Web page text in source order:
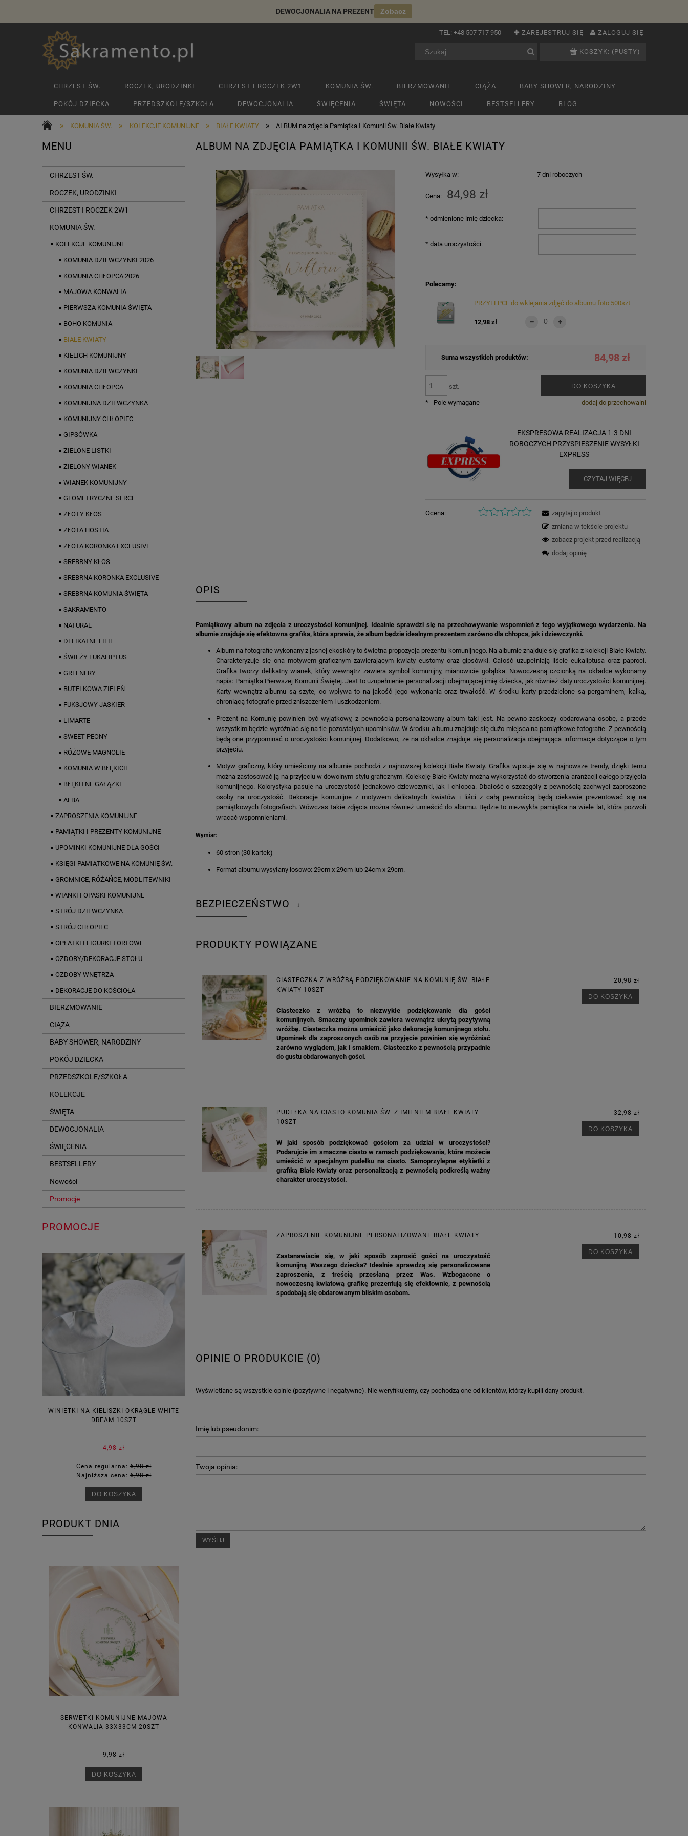
DEWOCJONALIA NA PREZENT Zobacz
ZAREJESTRUJ SIĘ ZALOGUJ SIĘ
TEL: +48 507 717 950
KOSZYK: (PUSTY)
CHRZEST ŚW. ROCZEK, URODZINKI CHRZEST I ROCZEK 2W1 KOMUNIA ŚW. BIERZMOWANIE CIĄŻA BABY SHOWER, NARODZINY
POKÓJ DZIECKA PRZEDSZKOLE/SZKOŁA DEWOCJONALIA ŚWIĘCENIA ŚWIĘTA NOWOŚCI BESTSELLERY BLOG
» KOMUNIA ŚW. » KOLEKCJE KOMUNIJNE » BIAŁE KWIATY » ALBUM na zdjęcia Pamiątka I Komunii Św. Białe Kwiaty
MENU
CHRZEST ŚW.
ROCZEK, URODZINKI
CHRZEST I ROCZEK 2W1
KOMUNIA ŚW.
KOLEKCJE KOMUNIJNE
KOMUNIA DZIEWCZYNKI 2026
KOMUNIA CHŁOPCA 2026
MAJOWA KONWALIA
PIERWSZA KOMUNIA ŚWIĘTA
BOHO KOMUNIA
BIAŁE KWIATY
KIELICH KOMUNIJNY
KOMUNIA DZIEWCZYNKI
KOMUNIA CHŁOPCA
KOMUNIJNA DZIEWCZYNKA
KOMUNIJNY CHŁOPIEC
GIPSÓWKA
ZIELONE LISTKI
ZIELONY WIANEK
WIANEK KOMUNIJNY
GEOMETRYCZNE SERCE
ZŁOTY KŁOS
ZŁOTA HOSTIA
ZŁOTA KORONKA EXCLUSIVE
SREBRNY KŁOS
SREBRNA KORONKA EXCLUSIVE
SREBRNA KOMUNIA ŚWIĘTA
SAKRAMENTO
NATURAL
DELIKATNE LILIE
ŚWIEŻY EUKALIPTUS
GREENERY
BUTELKOWA ZIELEŃ
FUKSJOWY JASKIER
LIMARTE
SWEET PEONY
RÓŻOWE MAGNOLIE
KOMUNIA W BŁĘKICIE
BŁĘKITNE GAŁĄZKI
ALBA
ZAPROSZENIA KOMUNIJNE
PAMIĄTKI I PREZENTY KOMUNIJNE
UPOMINKI KOMUNIJNE DLA GOŚCI
KSIĘGI PAMIĄTKOWE NA KOMUNIĘ ŚW.
GROMNICE, RÓŻAŃCE, MODLITEWNIKI
WIANKI I OPASKI KOMUNIJNE
STRÓJ DZIEWCZYNKA
STRÓJ CHŁOPIEC
OPŁATKI I FIGURKI TORTOWE
OZDOBY/DEKORACJE STOŁU
OZDOBY WNĘTRZA
DEKORACJE DO KOŚCIOŁA
BIERZMOWANIE
CIĄŻA
BABY SHOWER, NARODZINY
POKÓJ DZIECKA
PRZEDSZKOLE/SZKOŁA
KOLEKCJE
ŚWIĘTA
DEWOCJONALIA
ŚWIĘCENIA
BESTSELLERY
Nowości
Promocje
PROMOCJE
WINIETKI NA KIELISZKI OKRĄGŁE WHITE
DREAM 10SZT
4,98 zł
Cena regularna:6,98 zł
Najniższa cena:6,98 zł
DO KOSZYKA
Cena regularna:
Najniższa cena:3,00 zł
Najniższa cena:7,30 zł
PRODUKT DNIA
SERWETKI KOMUNIJNE MAJOWA
KONWALIA 33X33CM 20SZT
9,98 zł
DO KOSZYKA
ALBUM NA ZDJĘCIA PAMIĄTKA I KOMUNII ŚW. BIAŁE KWIATY
Wysyłka w: 7 dni roboczych
Cena: 84,98 zł
* odmienione imię dziecka:
* data uroczystości:
Polecamy:
PRZYLEPCE do wklejania zdjęć do albumu foto 500szt
12,98 zł
Suma wszystkich produktów: 84,98 zł
szt. DO KOSZYKA
dodaj do przechowalni
* - Pole wymagane
EKSPRESOWA REALIZACJA 1-3 DNI
ROBOCZYCH PRZYSPIESZENIE WYSYŁKI
EXPRESS
CZYTAJ WIĘCEJ
Ocena:
zapytaj o produkt
zmiana w tekście projektu
zobacz projekt przed realizacją
dodaj opinię
OPIS
Pamiątkowy album na zdjęcia z uroczystości komunijnej. Idealnie sprawdzi się na przechowywanie wspomnień z tego wyjątkowego wydarzenia. Na
albumie znajduje się efektowna grafika, która sprawia, że album będzie idealnym prezentem zarówno dla chłopca, jak i dziewczynki.
Album na fotografie wykonany z jasnej ekoskóry to świetna propozycja prezentu komunijnego. Na albumie znajduje się grafika z kolekcji Białe Kwiaty.
Charakteryzuje się ona motywem graficznym zawierającym kwiaty eustomy oraz gipsówki. Całość uzupełniają liście eukaliptusa oraz paproci.
Grafika tworzy delikatny wianek, który wewnątrz zawiera symbol komunijny, mianowicie gołąbka. Nowoczesną czcionką na okładce wykonamy
napis: Pamiątka Pierwszej Komunii Świętej. Jest to uzupełnienie personalizacji obejmującej imię dziecka, jak również daty uroczystości komunijnej.
Karty wewnątrz albumu są szyte, co wpływa to na jakość jego wykonania oraz trwałość. W środku karty przedzielone są pergaminem, kalką,
chroniącą fotografie przed zniszczeniem i uszkodzeniem.
Prezent na Komunię powinien być wyjątkowy, z pewnością personalizowany album taki jest. Na pewno zaskoczy obdarowaną osobę, a przede
wszystkim będzie wyróżniać się na tle pozostałych upominków. W środku albumu znajduje się dużo miejsca na pamiątkowe fotografie. Z pewnością
będą one przypominać o uroczystości komunijnej. Dodatkowo, że na okładce znajduje się personalizacja obejmująca informacje dotyczące o tym
przyjęciu.
Motyw graficzny, który umieścimy na albumie pochodzi z najnowszej kolekcji Białe Kwiaty. Grafika wpisuje się w najnowsze trendy, dzięki temu
można zastosować ją na przyjęciu w dowolnym stylu graficznym. Kolekcję Białe Kwiaty można wykorzystać do stworzenia aranżacji całego przyjęcia
komunijnego. Kolorystyka pasuje na uroczystość jednakowo dziewczynki, jak i chłopca. Dbałość o szczegóły z pewnością zachwyci zaproszone
osoby na uroczystość. Dekoracje komunijne z motywem delikatnych kwiatów i liści z całą pewnością będą ciekawie prezentować się na
pamiątkowych fotografiach. Wówczas takie zdjęcia można również umieścić do albumu. Będzie to niezwykła pamiątka na wiele lat, która pozwoli
wracać wspomnieniami.
Wymiar:
60 stron (30 kartek)
Format albumu wysyłany losowo: 29cm x 29cm lub 24cm x 29cm.
BEZPIECZEŃSTWO ↓
PRODUKTY POWIĄZANE
CIASTECZKA Z WRÓŻBĄ PODZIĘKOWANIE NA KOMUNIĘ ŚW. BIAŁE
KWIATY 10SZT
Ciasteczko z wróżbą to niezwykłe podziękowanie dla gości
komunijnych. Smaczny upominek zawiera wewnątrz ukrytą pozytywną
wróżbę. Ciasteczka można umieścić jako dekorację komunijnego stołu.
Upominek dla zaproszonych osób na przyjęcie powinien się wyróżniać
zarówno wyglądem, jak i smakiem. Ciasteczko z pewnością przypadnie
do gustu obdarowanych gości.
20,98 zł
DO KOSZYKA
PUDEŁKA NA CIASTO KOMUNIA ŚW. Z IMIENIEM BIAŁE KWIATY
10SZT
W jaki sposób podziękować gościom za udział w uroczystości?
Podarujcie im smaczne ciasto w ramach podziękowania, które możecie
umieścić w specjalnym pudełku na ciasto. Samoprzylepne etykietki z
grafiką Białe Kwiaty oraz personalizacją z pewnością podkreślą ważny
charakter uroczystości.
32,98 zł
DO KOSZYKA
ZAPROSZENIE KOMUNIJNE PERSONALIZOWANE BIAŁE KWIATY
Zastanawiacie się, w jaki sposób zaprosić gości na uroczystość
komunijną Waszego dziecka? Idealnie sprawdzą się personalizowane
zaproszenia, z treścią przesłaną przez Was. Wzbogacone o
nowoczesną kwiatową grafikę prezentują się efektownie, z pewnością
spodobają się obdarowanym bliskim osobom.
10,98 zł
DO KOSZYKA
OPINIE O PRODUKCIE (0)
Wyświetlane są wszystkie opinie (pozytywne i negatywne). Nie weryfikujemy, czy pochodzą one od klientów, którzy kupili dany produkt.
Imię lub pseudonim:
Twoja opinia:
WYŚLIJ